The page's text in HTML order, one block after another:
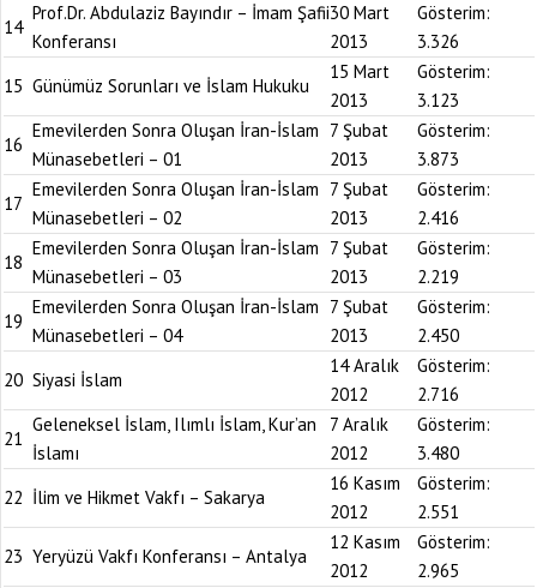
14
Prof.Dr. Abdulaziz Bayındır – İmam Şafii
Konferansı
30 Mart
2013
Gösterim:
3.326
15 Günümüz Sorunları ve İslam Hukuku
15 Mart
2013
Gösterim:
3.123
16
Emevilerden Sonra Oluşan İran-İslam
Münasebetleri – 01
7 Şubat
2013
Gösterim:
3.873
17
Emevilerden Sonra Oluşan İran-İslam
Münasebetleri – 02
7 Şubat
2013
Gösterim:
2.416
18
Emevilerden Sonra Oluşan İran-İslam
Münasebetleri – 03
7 Şubat
2013
Gösterim:
2.219
19
Emevilerden Sonra Oluşan İran-İslam
Münasebetleri – 04
7 Şubat
2013
Gösterim:
2.450
20 Siyasi İslam
14 Aralık
2012
Gösterim:
2.716
21
Geleneksel İslam, Ilımlı İslam, Kur’an
İslamı
7 Aralık
2012
Gösterim:
3.480
22 İlim ve Hikmet Vakfı – Sakarya
16 Kasım
2012
Gösterim:
2.551
23 Yeryüzü Vakfı Konferansı – Antalya
12 Kasım
2012
Gösterim:
2.965